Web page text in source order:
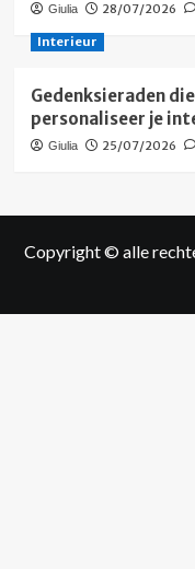
Giulia 28/07/2026
Interieur
Gedenksieraden
personaliseer je
Giulia 25/07/2026
Copyright © alle